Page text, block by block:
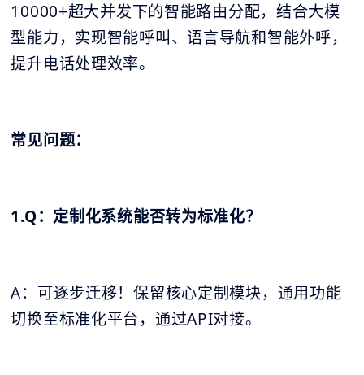
10000+超大并发下的智能路由分配，结合大模
型能力，实现智能呼叫、语言导航和智能外呼，
提升电话处理效率。
常见问题：
1.Q：定制化系统能否转为标准化？
A：可逐步迁移！保留核心定制模块，通用功能
切换至标准化平台，通过API对接。